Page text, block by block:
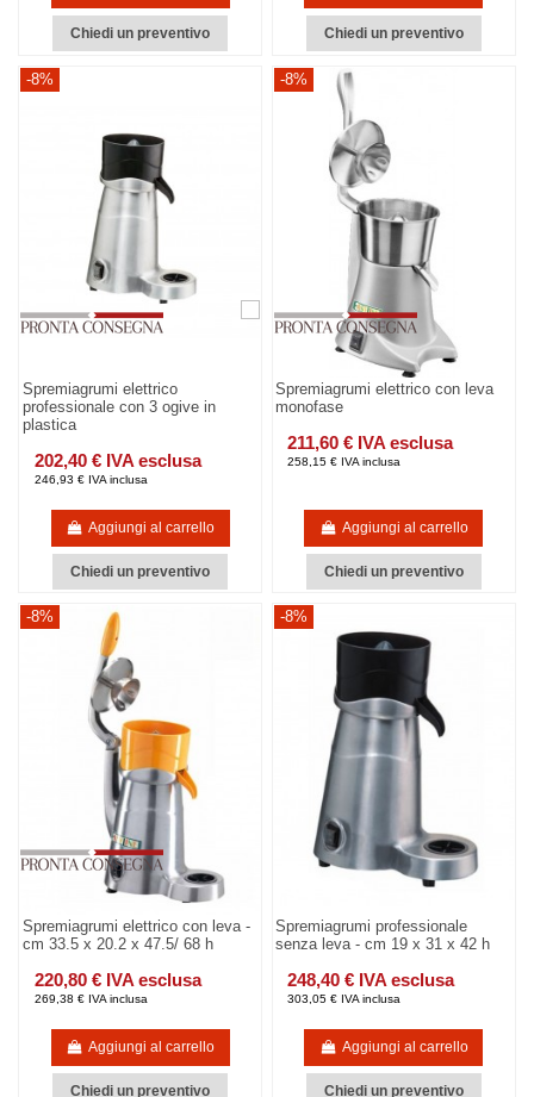
Chiedi un preventivo Chiedi un preventivo
-8%
Spremiagrumi elettrico
professionale con 3 ogive in
plastica
202,40 € IVA esclusa
246,93 € IVA inclusa
Aggiungi al carrello
Chiedi un preventivo
-8%
Spremiagrumi elettrico con leva
monofase
211,60 € IVA esclusa
258,15 € IVA inclusa
Aggiungi al carrello
Chiedi un preventivo
-8%
Spremiagrumi elettrico con leva -
cm 33.5 x 20.2 x 47.5/ 68 h
220,80 € IVA esclusa
269,38 € IVA inclusa
Aggiungi al carrello
Chiedi un preventivo
-8%
Spremiagrumi professionale
senza leva - cm 19 x 31 x 42 h
248,40 € IVA esclusa
303,05 € IVA inclusa
Aggiungi al carrello
Chiedi un preventivo